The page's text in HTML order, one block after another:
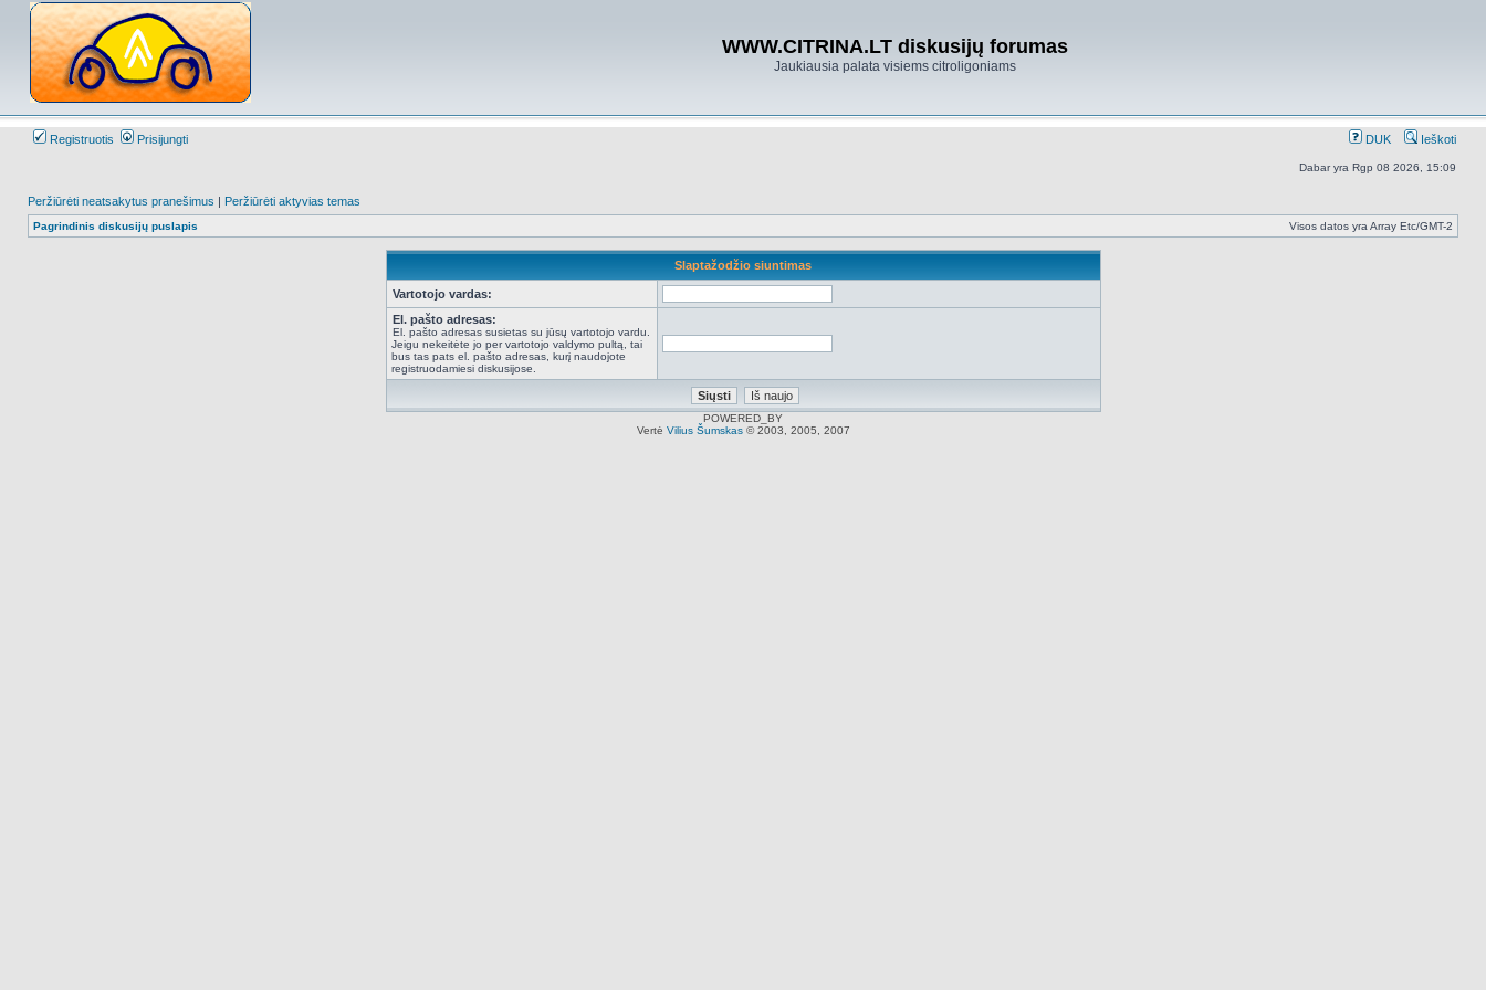
WWW.CITRINA.LT diskusijų forumas
Jaukiausia palata visiems citroligoniams
Registruotis Prisijungti DUK Ieškoti
Dabar yra Rgp 08 2026, 15:09
Peržiūrėti neatsakytus pranešimus | Peržiūrėti aktyvias temas
Pagrindinis diskusijų puslapis Visos datos yra Array Etc/GMT-2
Slaptažodžio siuntimas
Vartotojo vardas:
El. pašto adresas:
El. pašto adresas susietas su jūsų vartotojo vardu.
Jeigu nekeitėte jo per vartotojo valdymo pultą, tai
bus tas pats el. pašto adresas, kurį naudojote
registruodamiesi diskusijose.
POWERED_BY
Vertė Vilius Šumskas© 2003, 2005, 2007